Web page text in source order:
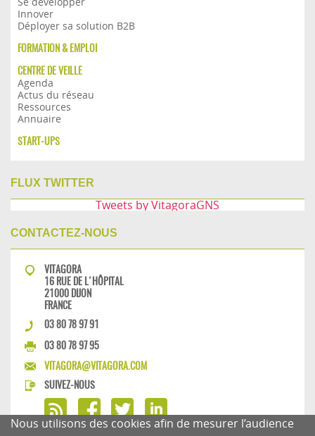
Innover
Déployer sa solution B2B
FORMATION & EMPLOI
CENTRE DE VEILLE
Agenda
Actus du réseau
Ressources
Annuaire
START-UPS
FLUX TWITTER
Tweets by VitagoraGNS
CONTACTEZ-NOUS
VITAGORA
16 RUE DE L'HÔPITAL
21000 DIJON
FRANCE
03 80 78 97 91
03 80 78 97 95
VITAGORA@VITAGORA.COM
SUIVEZ-NOUS
Nous utilisons des cookies afin de mesurer l’audience